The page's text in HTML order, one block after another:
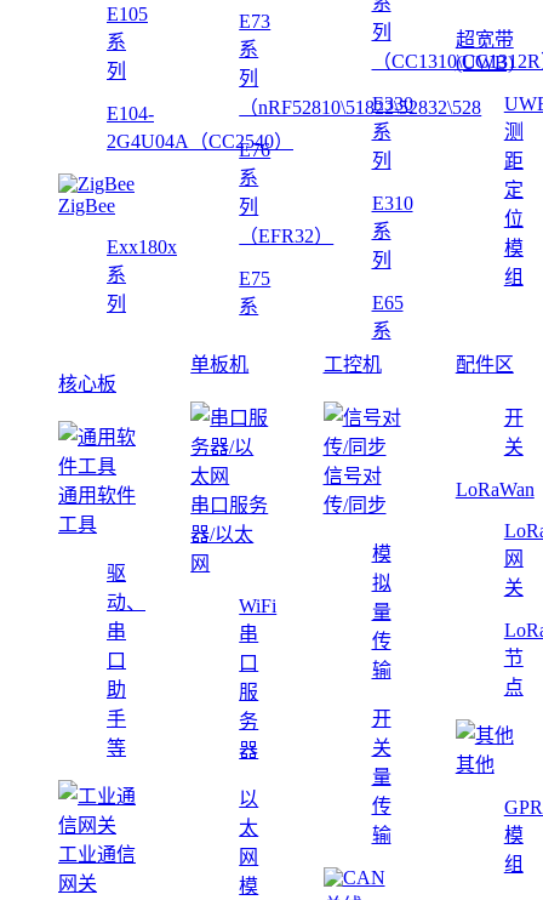
E105
系
列
E104-
2G4U04A（CC2540）
ZigBee
Exx180x
系
列
E73
系
列
（nRF52810\51822\52832\528
E76
系
列
（EFR32）
E75
系
列
（
E330
系
列
E310
系
列
E65
系
超宽带
(UWB)
测
距
定
位
模
组
核心板
单板机 工控机 配件区
通用软件
工具
驱
动、
串
口
助
手
等
工业通信
网关
串口服务
器/以太
网
WiFi
串
口
服
务
器
以
太
网
模
信号对
传/同步
模
拟
量
传
输
开
关
量
传
输
开
关
LoRaWan
网
关
节
点
其他
模
组